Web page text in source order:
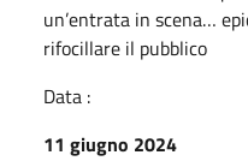
un’entrata in scena…
rifocillare il pubblico
Data :
11 giugno 2024